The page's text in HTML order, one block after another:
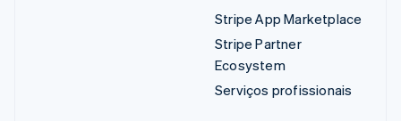
Stripe App Marketplace
Stripe Partner
Ecosystem
Serviços profissionais